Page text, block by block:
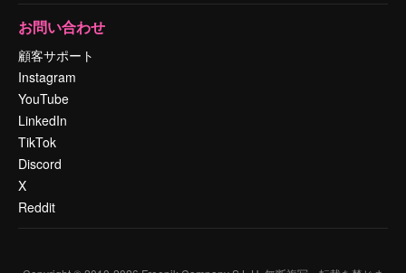
お問い合わせ
顧客サポート
Instagram
YouTube
LinkedIn
TikTok
Discord
X
Reddit